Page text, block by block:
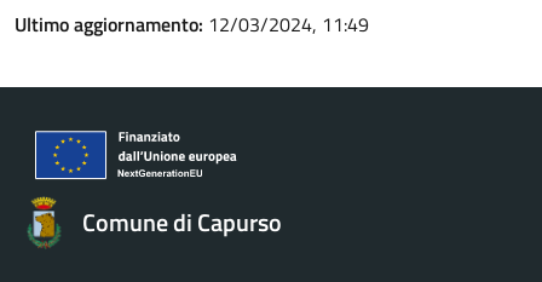
Ultimo aggiornamento: 12/03/2024, 11:49
Comune di Capurso